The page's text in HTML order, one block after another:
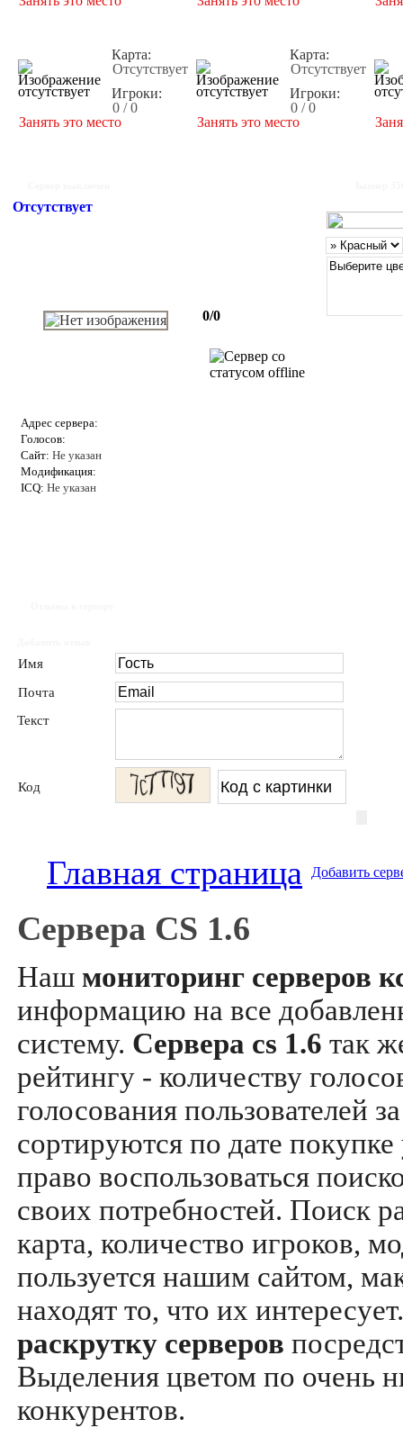
Карта:
Отсутствует
Игроки:
0 / 0
Занять это место
Карта:
Отсутствует
Игроки:
0 / 0
Занять это место
Отсутствует
0/0
Адрес сервера:
Голосов:
Сайт: Не указан
Модификация:
ICQ: Не указан
Имя
Почта
Текст
Код
Главная страница Добавить
Сервера CS 1.6
Наш мониторинг серверов
информацию на все
систему. Сервера cs 1.6 так
рейтингу - количеству
голосования пользователей
сортируются по дате
право воспользоваться
своих потребностей. Поиск
карта, количество игроков,
пользуется нашим сайтом,
находят то, что их
раскрутку серверов
Выделения цветом по очень
конкурентов.